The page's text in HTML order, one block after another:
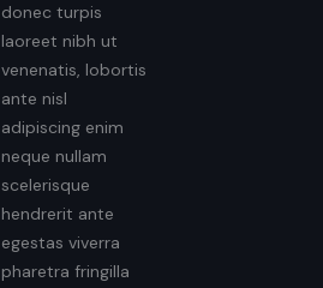
donec turpis
laoreet nibh ut
venenatis, lobortis
ante nisl
adipiscing enim
neque nullam
scelerisque
hendrerit ante
egestas viverra
pharetra fringilla